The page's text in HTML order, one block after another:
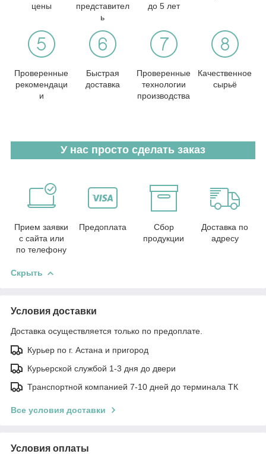
цены
представител
ь
до 5 лет
Проверенные
рекомендаци
и
Быстрая
доставка
Проверенные
технологии
производства
Качественное
сырьё
У нас просто сделать заказ
Прием заявки
с сайта или
по телефону
Предоплата
Сбор
продукции
Доставка по
адресу
Скрыть
Условия доставки
Доставка осуществляется только по предоплате.
Курьер по г. Астана и пригород
Курьерской службой 1-3 дня до двери
Транспортной компанией 7-10 дней до терминала ТК
Все условия доставки
Условия оплаты